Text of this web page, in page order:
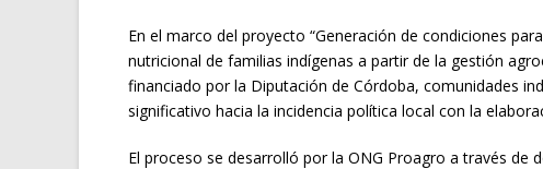
En el marco del proyecto “Generación de condiciones
nutricional de familias indígenas a partir de la gestión
financiado por la Diputación de Córdoba, comunidades
significativo hacia la incidencia política local con la
El proceso se desarrolló por la ONG Proagro a través de